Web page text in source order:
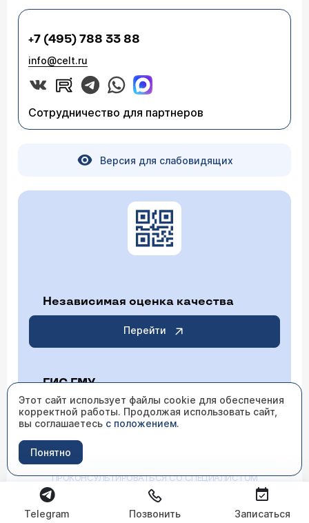
+7 (495) 788 33 88
info@celt.ru
Сотрудничество для партнеров
Версия для слабовидящих
Независимая оценка качества
Перейти
ГИС ГМУ
Перейти
ИМЕЮТСЯ ПРОТИВОПОКАЗАНИЯ НЕОБХОДИМО
ПРОКОНСУЛЬТИРОВАТЬСЯ СО СПЕЦИАЛИСТОМ
Этот сайт использует файлы cookie для обеспечения
корректной работы. Продолжая использовать сайт,
вы соглашаетесь с положением.
Понятно
Telegram Позвонить Записаться